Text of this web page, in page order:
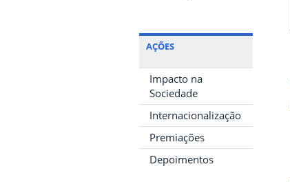
AÇÕES
Impacto na
Sociedade
Internacionalização
Premiações
Depoimentos